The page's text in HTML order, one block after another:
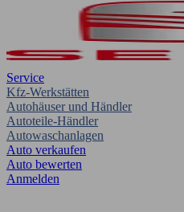
Service
Kfz-Werkstätten
Autohäuser und Händler
Autoteile-Händler
Autowaschanlagen
Auto verkaufen
Auto bewerten
Anmelden